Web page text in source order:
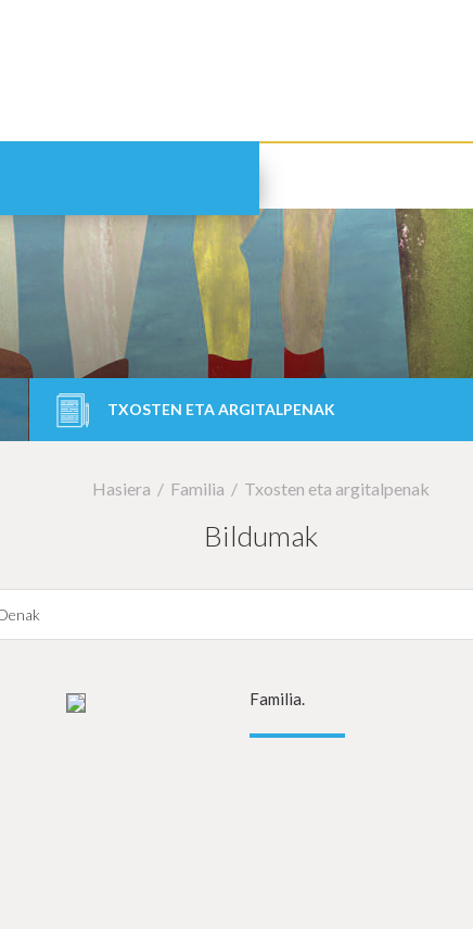
TXOSTEN ETA ARGITALPENAK
Hasiera Familia Txosten eta argitalpenak
Bildumak
Datarekiko filtratu
Info gehiago Familia.